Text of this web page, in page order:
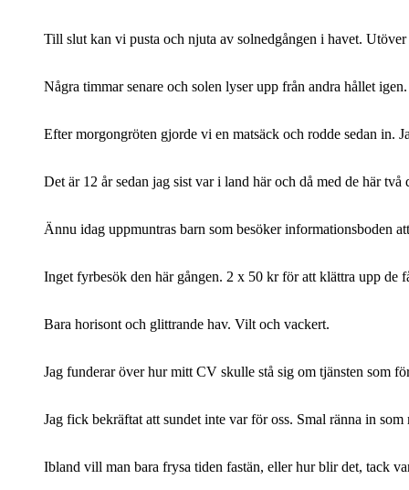
Till slut kan vi pusta och njuta av solnedgången i havet.
Några timmar senare och solen lyser upp från andra hållet igen.
Efter morgongröten gjorde vi en matsäck och rodde sedan in.
Det är 12 år sedan jag sist var i land här och då med de här
Ännu idag uppmuntras barn som besöker informationsboden
Inget fyrbesök den här gången. 2 x 50 kr för att klättra upp de
Bara horisont och glittrande hav. Vilt och vackert.
Jag funderar över hur mitt CV skulle stå sig om tjänsten som
Jag fick bekräftat att sundet inte var för oss. Smal ränna in
Ibland vill man bara frysa tiden fastän, eller hur blir det, tack